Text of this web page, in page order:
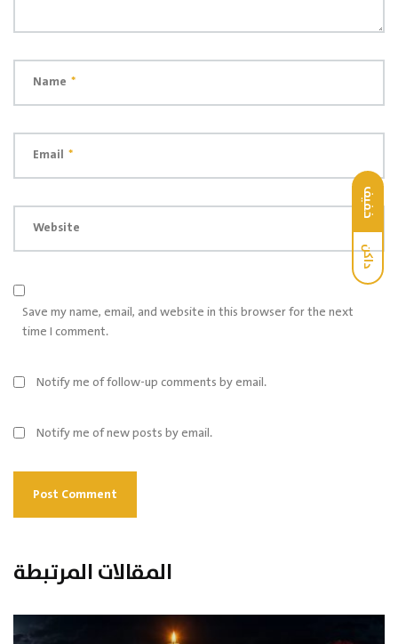
خفيف
داكن
Name *
Email *
Website
Save my name, email, and website in this browser for the next
time I comment.
Notify me of follow-up comments by email.
Notify me of new posts by email.
المقالات المرتبطة